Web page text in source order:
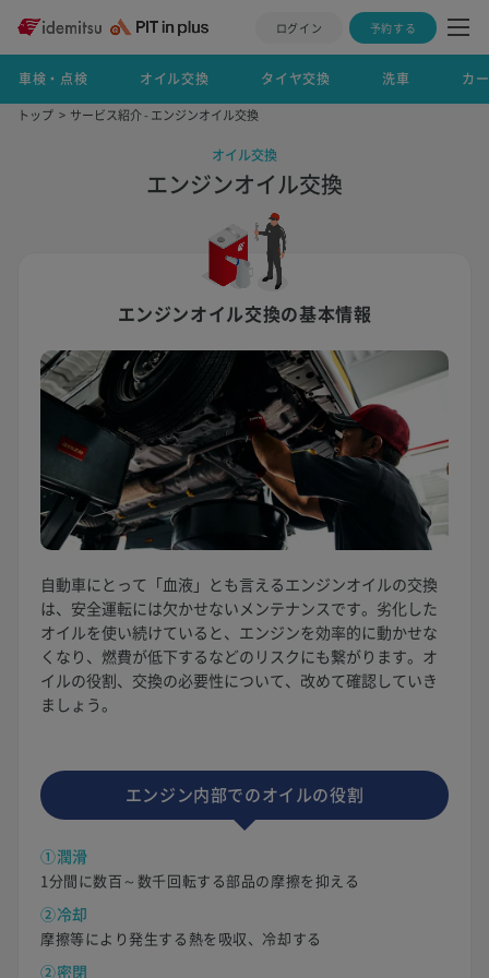
ログイン 予約する
車検・点検 オイル交換 タイヤ交換 洗車 カ
トップ サービス紹介 - エンジンオイル交換
オイル交換
エンジンオイル交換
エンジンオイル交換の基本情報
自動車にとって「血液」とも言えるエンジンオイルの交換
は、安全運転には欠かせないメンテナンスです。劣化した
オイルを使い続けていると、エンジンを効率的に動かせな
くなり、燃費が低下するなどのリスクにも繋がります。オ
イルの役割、交換の必要性について、改めて確認していき
ましょう。
エンジン内部でのオイルの役割
①潤滑
1分間に数百～数千回転する部品の摩擦を抑える
②冷却
摩擦等により発生する熱を吸収、冷却する
②密閉